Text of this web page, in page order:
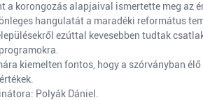
a korongozás alapjaival ismertette meg az
hangulatát a maradéki református
ezúttal kevesebben tudtak
kiemelten fontos, hogy a szórványban
Polyák Dániel.